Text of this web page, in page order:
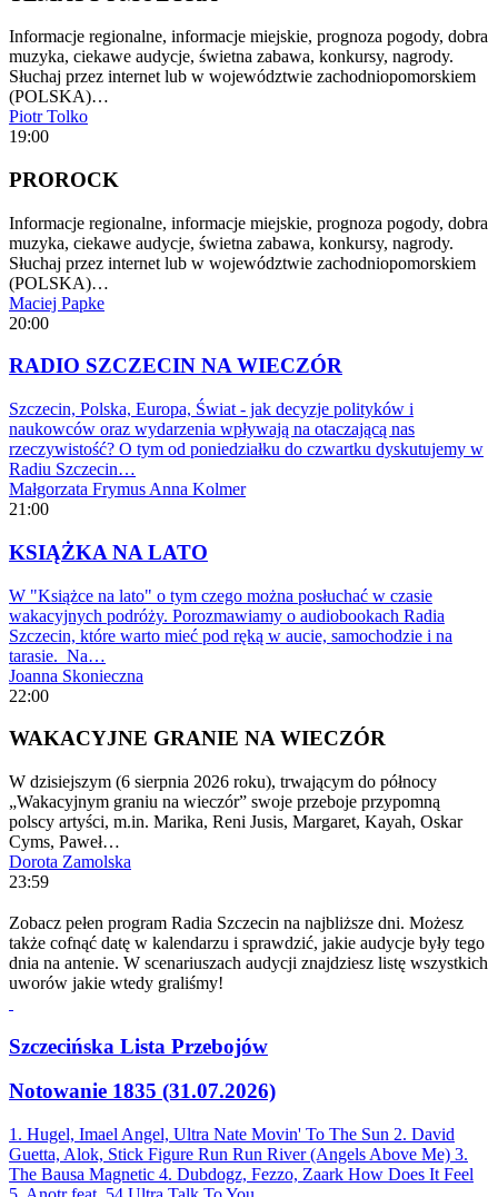
Informacje regionalne, informacje miejskie, prognoza pogody, dobra
muzyka, ciekawe audycje, świetna zabawa, konkursy, nagrody.
Słuchaj przez internet lub w województwie zachodniopomorskiem
(POLSKA)…
Piotr Tolko
19:00
PROROCK
Informacje regionalne, informacje miejskie, prognoza pogody, dobra
muzyka, ciekawe audycje, świetna zabawa, konkursy, nagrody.
Słuchaj przez internet lub w województwie zachodniopomorskiem
(POLSKA)…
Maciej Papke
20:00
RADIO SZCZECIN NA WIECZÓR
Szczecin, Polska, Europa, Świat - jak decyzje polityków i
naukowców oraz wydarzenia wpływają na otaczającą nas
rzeczywistość? O tym od poniedziałku do czwartku dyskutujemy w
Radiu Szczecin…
Małgorzata Frymus Anna Kolmer
21:00
KSIĄŻKA NA LATO
W "Książce na lato" o tym czego można posłuchać w czasie
wakacyjnych podróży. Porozmawiamy o audiobookach Radia
Szczecin, które warto mieć pod ręką w aucie, samochodzie i na
tarasie. Na…
Joanna Skonieczna
22:00
WAKACYJNE GRANIE NA WIECZÓR
W dzisiejszym (6 sierpnia 2026 roku), trwającym do północy
„Wakacyjnym graniu na wieczór” swoje przeboje przypomną
polscy artyści, m.in. Marika, Reni Jusis, Margaret, Kayah, Oskar
Cyms, Paweł…
Dorota Zamolska
23:59
Zobacz pełen program Radia Szczecin na najbliższe dni. Możesz
także cofnąć datę w kalendarzu i sprawdzić, jakie audycje były tego
dnia na antenie. W scenariuszach audycji znajdziesz listę wszystkich
uworów jakie wtedy graliśmy!
Szczecińska Lista Przebojów
Notowanie 1835 (31.07.2026)
1. Hugel, Imael Angel, Ultra Nate Movin' To The Sun 2. David
Guetta, Alok, Stick Figure Run Run River (Angels Above Me) 3.
The Bausa Magnetic 4. Dubdogz, Fezzo, Zaark How Does It Feel